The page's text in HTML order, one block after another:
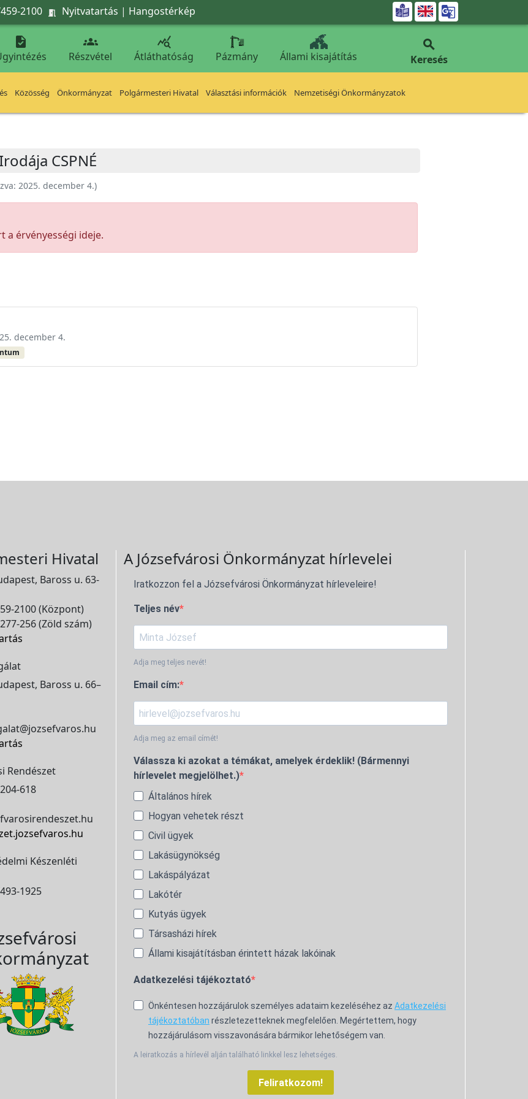
2100  Nyitvatartás | Hangostérkép 
 
Részvétel

Átláthatóság Pázmány Állami kisajátítás

Keresés
Közösség Önkormányzat Polgármesteri Hivatal Választási információk Nemzetiségi Önkormányzatok
CSPNÉ
2025. december 4.)
a érvényességi ideje.
december 4.
Hivatal
Baross u. 63-
2100 (Központ)
256 (Zöld szám)
Baross u. 66–
Rendészet
618
Készenléti
1925
A Józsefvárosi Önkormányzat hírlevelei
Iratkozzon fel a Józsefvárosi Önkormányzat hírleveleire!
Teljes név
Adja meg teljes nevét!
Email cím:
Adja meg az email címét!
Válassza ki azokat a témákat, amelyek érdeklik! (Bármennyi
hírlevelet megjelölhet.)
Általános hírek
Hogyan vehetek részt
Civil ügyek
Lakásügynökség
Lakáspályázat
Lakótér
Kutyás ügyek
Társasházi hírek
Állami kisajátításban érintett házak lakóinak
Adatkezelési tájékoztató
Önkéntesen hozzájárulok személyes adataim kezeléséhez az Adatkezelési
tájékoztatóban részletezetteknek megfelelően. Megértettem, hogy
hozzájárulásom visszavonására bármikor lehetőségem van.
A leiratkozás a hírlevél alján található linkkel lesz lehetséges.
Feliratkozom!